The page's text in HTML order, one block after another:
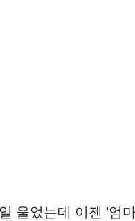
울었는데 이젠 '엄